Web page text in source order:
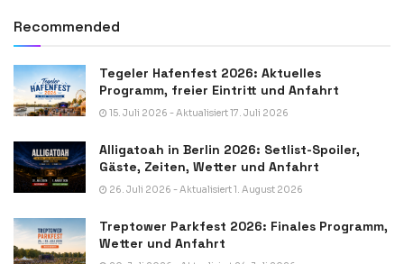
Recommended
Tegeler Hafenfest 2026: Aktuelles
Programm, freier Eintritt und Anfahrt
15. Juli 2026 - Aktualisiert 17. Juli 2026
Alligatoah in Berlin 2026: Setlist-Spoiler,
Gäste, Zeiten, Wetter und Anfahrt
26. Juli 2026 - Aktualisiert 1. August 2026
Treptower Parkfest 2026: Finales Programm,
Wetter und Anfahrt